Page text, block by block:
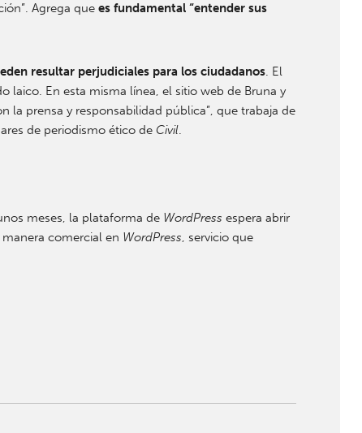
Agrega que es fundamental “entender sus
resultar perjudiciales para los ciudadanos. El
laico. En esta misma línea, el sitio web de Bruna y
la prensa y responsabilidad pública”, que trabaja de
de periodismo ético de Civil.
meses, la plataforma de WordPress espera abrir
comercial en WordPress, servicio que